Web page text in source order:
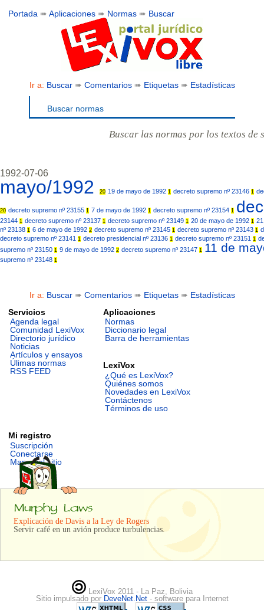
Portada ➠Aplicaciones ➠ Normas ➠ Buscar
Ir a: Buscar➠ Comentarios➠ Etiquetas➠ Estadísticas
Buscar normas
Buscar las normas por los textos de
1992-07-06
mayo/1992 20 19 de mayo de 1992 1 decreto supremo nº 23146 1
20 decreto supremo nº 23155 1 7 de mayo de 1992 1 decreto supremo nº 23154 1
23144 1 decreto supremo nº 23137 1 decreto supremo nº 23149 1 20 de mayo de 1992 1
nº 23138 1 6 de mayo de 1992 2 decreto supremo nº 23145 1 decreto supremo nº 23143 1
decreto supremo nº 23141 1 decreto presidencial nº 23136 1 decreto supremo nº 23151 1
supremo nº 23150 1 9 de mayo de 1992 2 decreto supremo nº 23147 1 11 de
supremo nº 23148 1
Ir a: Buscar➠ Comentarios➠ Etiquetas➠ Estadísticas
Servicios
Agenda legal
Comunidad LexiVox
Directorio jurídico
Noticias
Artículos y ensayos
Úlimas normas
RSS FEED
Aplicaciones
Normas
Diccionario legal
Barra de herramientas
LexiVox
¿Qué es LexiVox?
Quiénes somos
Novedades en LexiVox
Contáctenos
Términos de uso
Mi registro
Suscripción
Conectarse
Mapa del sitio
Explicación de Davis a la Ley de Rogers
Servir café en un avión produce turbulencias.
LexiVox 2011 - La Paz, Bolivia
Sitio impulsado por DeveNet.Net - software para Internet